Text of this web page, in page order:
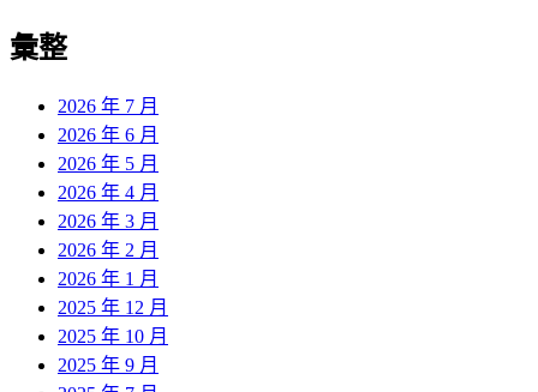
彙整
2026 年 7 月
2026 年 6 月
2026 年 5 月
2026 年 4 月
2026 年 3 月
2026 年 2 月
2026 年 1 月
2025 年 12 月
2025 年 10 月
2025 年 9 月